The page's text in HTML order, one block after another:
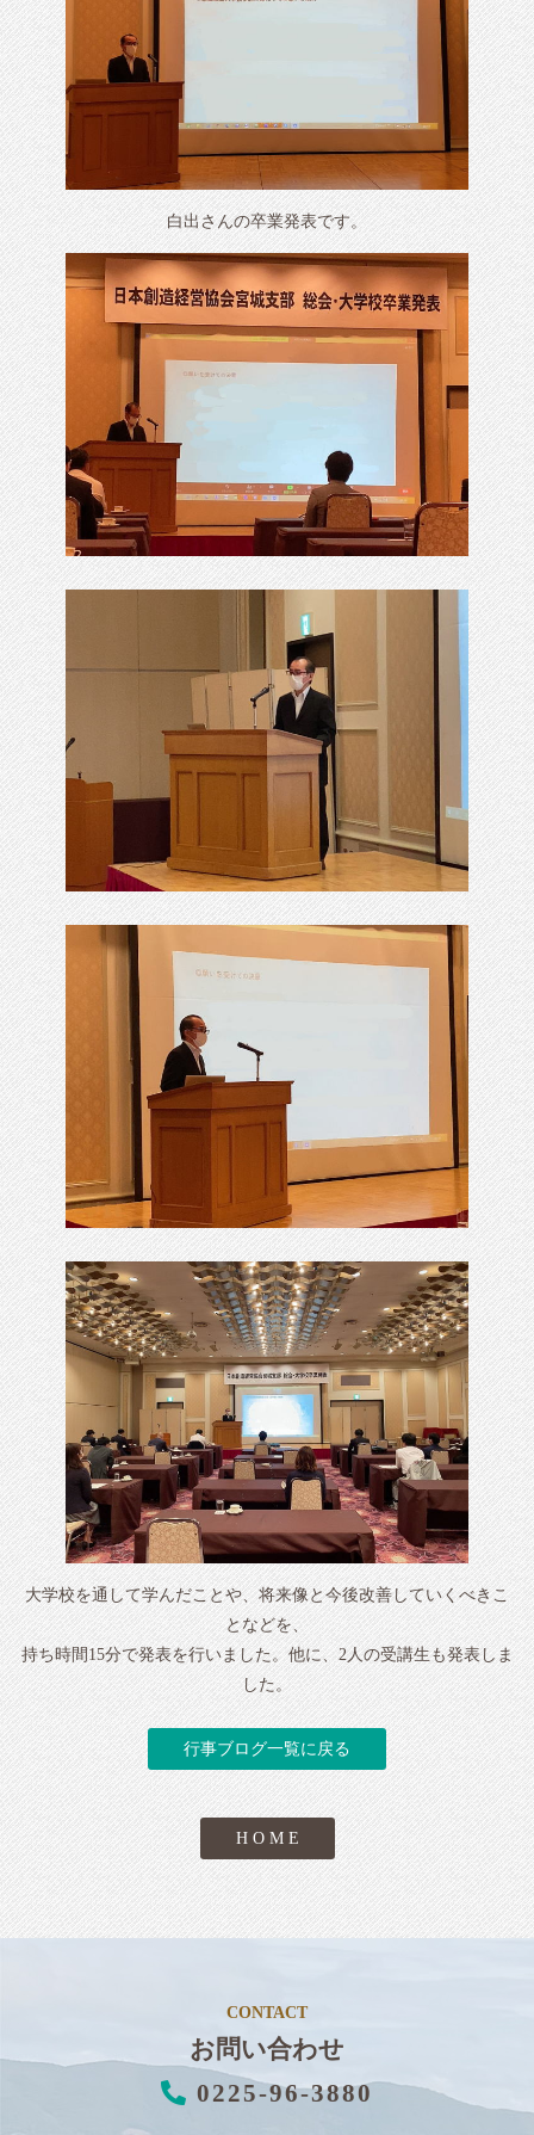
白出さんの卒業発表です。
大学校を通して学んだことや、将来像と今後改善していくべきこ
となどを、
持ち時間15分で発表を行いました。他に、2人の受講生も発表しま
した。
行事ブログ一覧に戻る
H O M E
CONTACT
お問い合わせ
0225-96-3880